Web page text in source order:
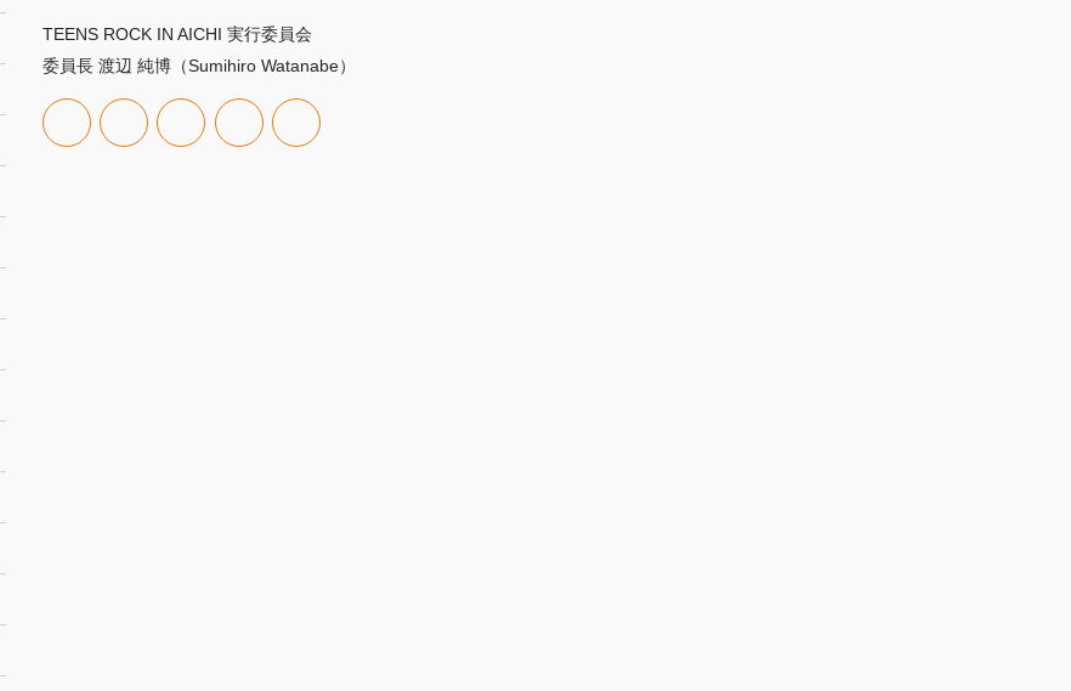
TEENS ROCK IN AICHI 実行委員会
委員長 渡辺 純博（Sumihiro Watanabe）